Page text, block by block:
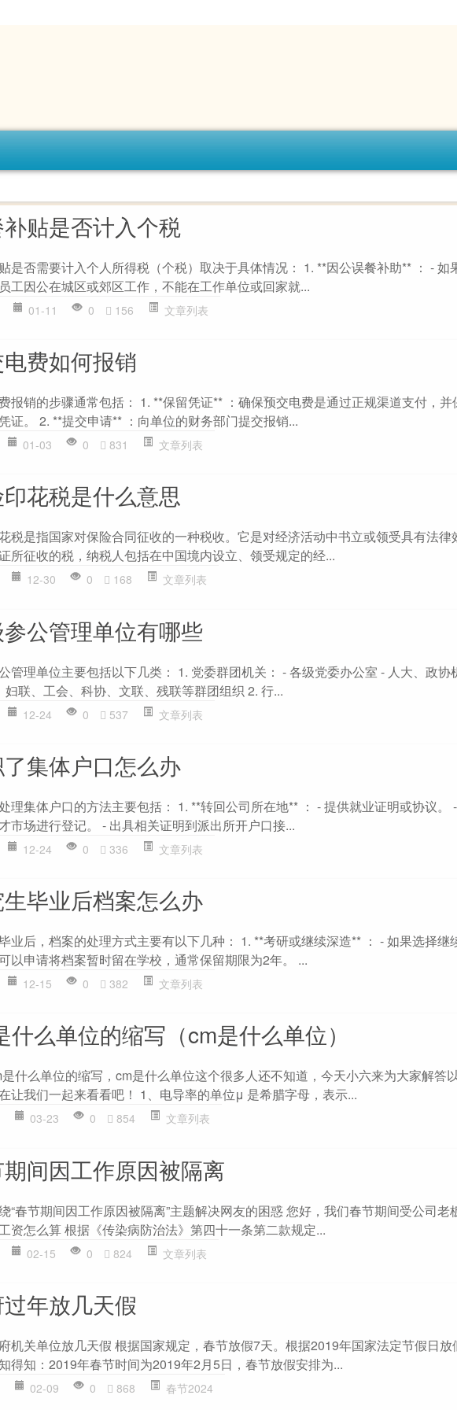
贴是否计入个税
是否需要计入个人所得税（个税）取决于具体情况： 1. **因公误餐补助** ： - 如
工因公在城区或郊区工作，不能在工作单位或回家就...
01-11 0 156 文章列表
费如何报销
报销的步骤通常包括： 1. **保留凭证** ：确保预交电费是通过正规渠道支付，并
证。 2. **提交申请** ：向单位的财务部门提交报销...
01-03 0 831 文章列表
花税是什么意思
税是指国家对保险合同征收的一种税收。它是对经济活动中书立或领受具有法律
所征收的税，纳税人包括在中国境内设立、领受规定的经...
12-30 0 168 文章列表
公管理单位有哪些
管理单位主要包括以下几类： 1. 党委群团机关： - 各级党委办公室 - 人大、政协
妇联、工会、科协、文联、残联等群团组织 2. 行...
12-24 0 537 文章列表
集体户口怎么办
理集体户口的方法主要包括： 1. **转回公司所在地** ： - 提供就业证明或协议。
市场进行登记。 - 出具相关证明到派出所开户口接...
12-24 0 336 文章列表
毕业后档案怎么办
业后，档案的处理方式主要有以下几种： 1. **考研或继续深造** ： - 如果选择继
以申请将档案暂时留在学校，通常保留期限为2年。 ...
12-15 0 382 文章列表
什么单位的缩写（cm是什么单位）
什么单位的缩写，cm是什么单位这个很多人还不知道，今天小六来为大家解答
让我们一起来看看吧！ 1、电导率的单位μ 是希腊字母，表示...
03-23 0 854 文章列表
间因工作原因被隔离
“春节期间因工作原因被隔离”主题解决网友的困惑 您好，我们春节期间受公司老
资怎么算 根据《传染病防治法》第四十一条第二款规定...
02-15 0 824 文章列表
年放几天假
机关单位放几天假 根据国家规定，春节放假7天。根据2019年国家法定节假日放
得知：2019年春节时间为2019年2月5日，春节放假安排为...
02-09 0 868 春节2024